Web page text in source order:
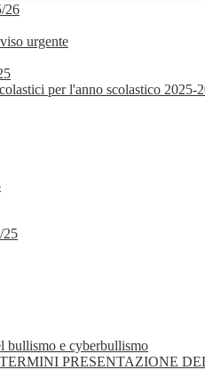
26
urgente
per l'anno scolastico 2025-
25
bullismo e cyberbullismo
TERMINI PRESENTAZIONE